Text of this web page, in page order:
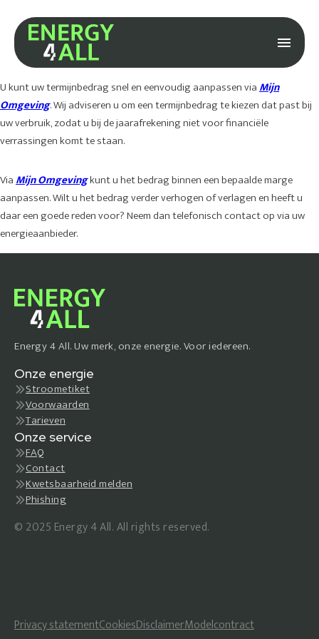
U kunt uw termijnbedrag snel en eenvoudig aanpassen viaMijn
Omgeving. Wij adviseren u om een termijnbedrag te kiezen dat past bij
uw verbruik, zodat u bij de jaarafrekening niet voor financiële
verrassingen komt te staan.
ViaMijn Omgevingkunt u het bedrag binnen een bepaalde marge
aanpassen. Wilt u het bedrag verder verhogen of verlagen en heeft u
daar een goede reden voor? Neem dan telefonisch contact op via uw
energieaanbieder.
Energy 4 All. Uw merk, onze energie. Voor iedereen.
Onze energie
Stroometiket
Voorwaarden
Tarieven
Onze service
FAQ
Contact
Kwetsbaarheid melden
Phishing
© 2025 Energy 4 All. All rights reserved.
Privacy statementCookiesDisclaimerModelcontract